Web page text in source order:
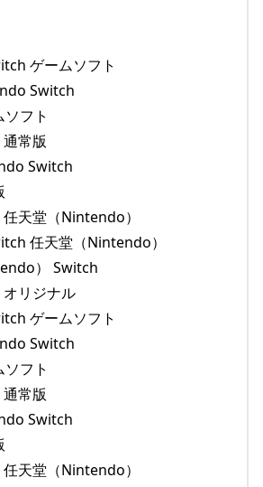
ゲームソフト
Switch
フト
常版
Switch
天堂（Nintendo）
任天堂（Nintendo）
） Switch
リジナル
ゲームソフト
Switch
フト
常版
Switch
天堂（Nintendo）